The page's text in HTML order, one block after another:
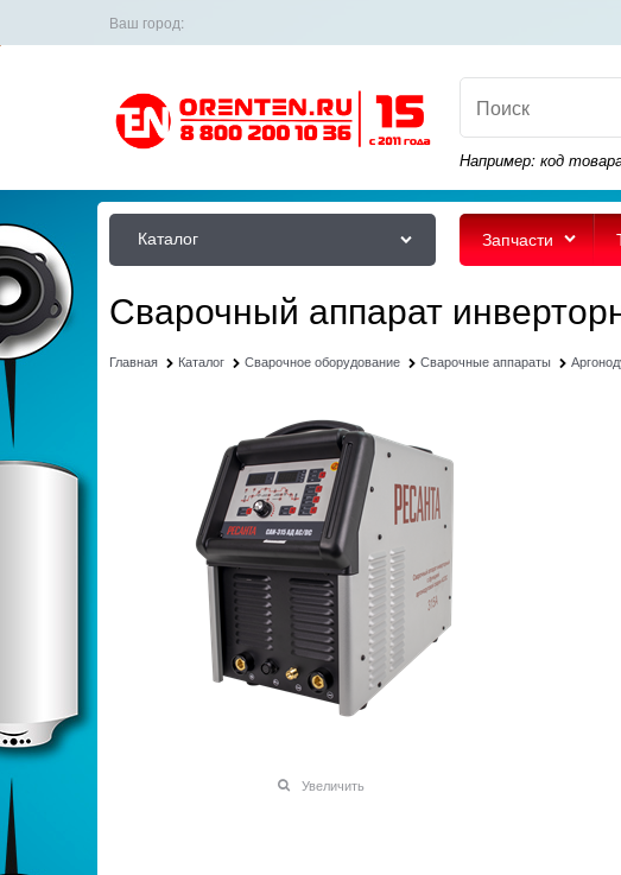
Ваш город:
Например: код
Каталог Запчасти
Сварочный аппарат
Главная Каталог Сварочное оборудование Сварочные аппараты
Увеличить